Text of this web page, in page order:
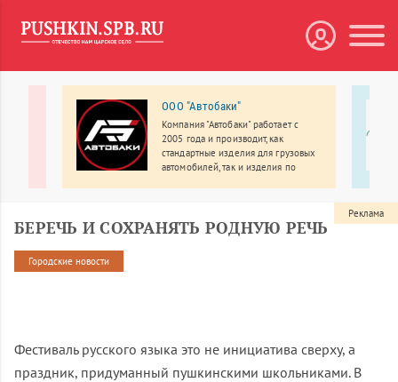
ООО "Автобаки"
Компания "Автобаки" работает с
2005 года и производит, как
стандартные изделия для грузовых
автомобилей, так и изделия по
БЕРЕЧЬ И СОХРАНЯТЬ РОДНУЮ РЕЧЬ
Городские новости
Фестиваль русского языка это не инициатива сверху, а
праздник, придуманный пушкинскими школьниками. В
Реклама